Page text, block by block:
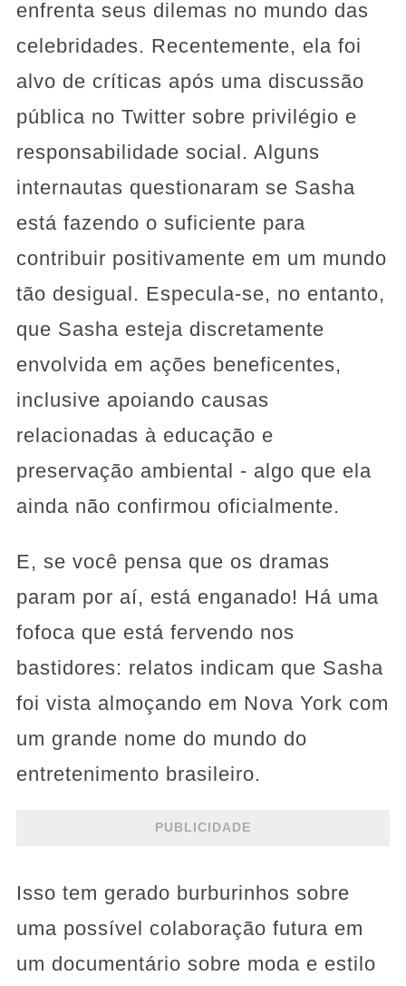
enfrenta seus dilemas no mundo das
celebridades. Recentemente, ela foi
alvo de críticas após uma discussão
pública no Twitter sobre privilégio e
responsabilidade social. Alguns
internautas questionaram se Sasha
está fazendo o suficiente para
contribuir positivamente em um mundo
tão desigual. Especula-se, no entanto,
que Sasha esteja discretamente
envolvida em ações beneficentes,
inclusive apoiando causas
relacionadas à educação e
preservação ambiental - algo que ela
ainda não confirmou oficialmente.
E, se você pensa que os dramas
param por aí, está enganado! Há uma
fofoca que está fervendo nos
bastidores: relatos indicam que Sasha
foi vista almoçando em Nova York com
um grande nome do mundo do
entretenimento brasileiro.
PUBLICIDADE
Isso tem gerado burburinhos sobre
uma possível colaboração futura em
um documentário sobre moda e estilo